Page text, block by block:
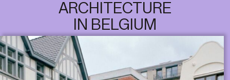
ARCHITECTURE
IN BELGIUM